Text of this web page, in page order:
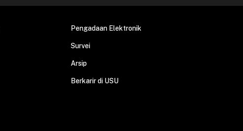
Pengadaan Elektronik
Survei
Arsip
Berkarir di USU